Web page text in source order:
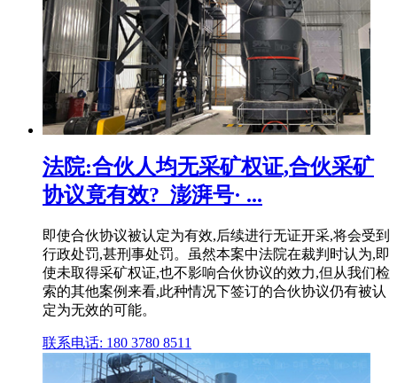
法院:合伙人均无采矿权证,合伙采矿
协议竟有效?_澎湃号· ...
即使合伙协议被认定为有效,后续进行无证开采,将会受到
行政处罚,甚刑事处罚。虽然本案中法院在裁判时认为,即
使未取得采矿权证,也不影响合伙协议的效力,但从我们检
索的其他案例来看,此种情况下签订的合伙协议仍有被认
定为无效的可能。
联系电话: 180 3780 8511